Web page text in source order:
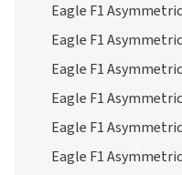
Eagle F1
Eagle F1
Eagle F1
Eagle F1 Asymmetric
Eagle F1 Asymmetric
Eagle F1 Asymmetric